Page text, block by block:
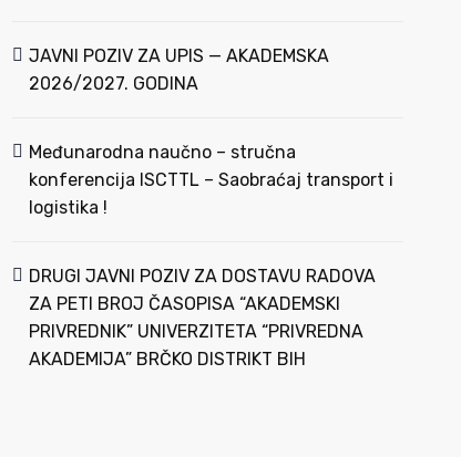
JAVNI POZIV ZA UPIS — AKADEMSKA
2026/2027. GODINA
Međunarodna naučno – stručna
konferencija ISCTTL – Saobraćaj transport i
logistika !
DRUGI JAVNI POZIV ZA DOSTAVU RADOVA
ZA PETI BROJ ČASOPISA “AKADEMSKI
PRIVREDNIK” UNIVERZITETA “PRIVREDNA
AKADEMIJA” BRČKO DISTRIKT BIH